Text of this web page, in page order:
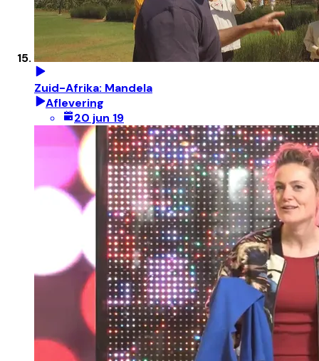
Zuid-Afrika: Mandela
Aflevering
20 jun 19